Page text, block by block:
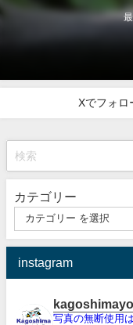
Xでフォロ
カテゴリー
instagram
写真の無断使用